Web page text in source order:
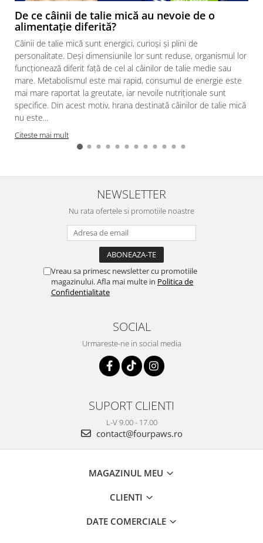
De ce câinii de talie mică au nevoie de o
alimentație diferită?
Câinii de talie mică sunt energici, curioși și plini de
personalitate. Deși dimensiunile lor sunt reduse, organismul lor
funcționează diferit față de cel al câinilor de talie medie sau
mare. Metabolismul este mai rapid, consumul de energie este
mai mare raportat la greutate, iar nevoile nutriționale sunt
specifice. Din acest motiv, hrana destinată câinilor de talie mică
nu este...
Citeste mai mult
NEWSLETTER
Nu rata ofertele si promotiile noastre
Vreau sa primesc newsletter cu promotiile
magazinului. Afla mai multe in Politica de
Confidentialitate
SOCIAL
Urmareste-ne in social media
SUPORT CLIENTI
L-V 9.00 - 17.00
contact@fourpaws.ro
MAGAZINUL MEU
CLIENTI
DATE COMERCIALE